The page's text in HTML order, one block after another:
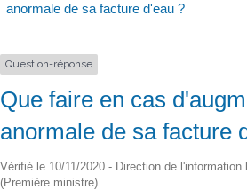
anormale de sa facture d'eau ?
Question-réponse
Que faire en cas
anormale de sa facture
Vérifié le 10/11/2020 - Direction de
(Première ministre)